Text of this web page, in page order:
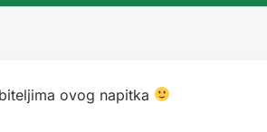
ovog napitka